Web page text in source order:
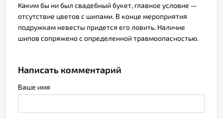
Каким бы ни был свадебный букет, главное условие —
отсутствие цветов с шипами. В конце мероприятия
подружкам невесты придется его ловить. Наличие
шипов сопряжено с определенной травмоопасностью.
Написать комментарий
Ваше имя